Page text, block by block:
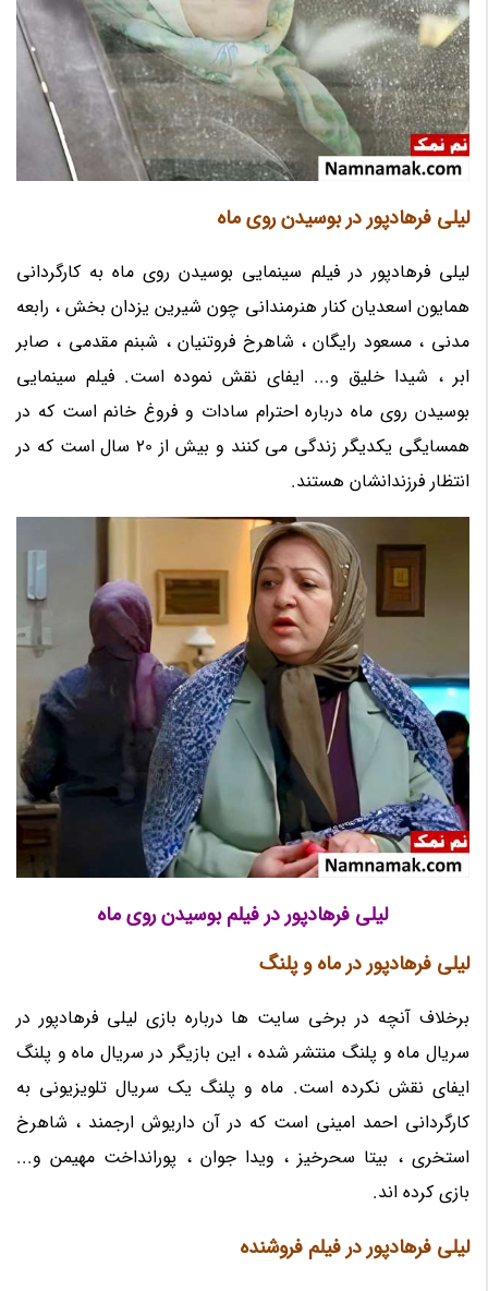
لیلی فرهادپور در بوسیدن روی ماه
لیلی فرهادپور در فیلم سینمایی بوسیدن روی ماه به کارگردانی
همایون اسعدیان کنار هنرمندانی چون شیرین یزدان بخش ، رابعه
مدنی ، مسعود رایگان ، شاهرخ فروتنیان ، شبنم مقدمی ، صابر
ابر ، شیدا خلیق و... ایفای نقش نموده است. فیلم سینمایی
بوسیدن روی ماه درباره احترام سادات و فروغ خانم است که در
همسایگی یکدیگر زندگی می کنند و بیش از 20 سال است که در
انتظار فرزندانشان هستند.
لیلی فرهادپور در فیلم بوسیدن روی ماه
لیلی فرهادپور در ماه و پلنگ
برخلاف آنچه در برخی سایت ها درباره بازی لیلی فرهادپور در
سریال ماه و پلنگ منتشر شده ، این بازیگر در سریال ماه و پلنگ
ایفای نقش نکرده است. ماه و پلنگ یک سریال تلویزیونی به
کارگردانی احمد امینی است که در آن داریوش ارجمند ، شاهرخ
استخری ، بیتا سحرخیز ، ویدا جوان ، پورانداخت مهیمن و...
بازی کرده اند.
لیلی فرهادپور در فیلم فروشنده